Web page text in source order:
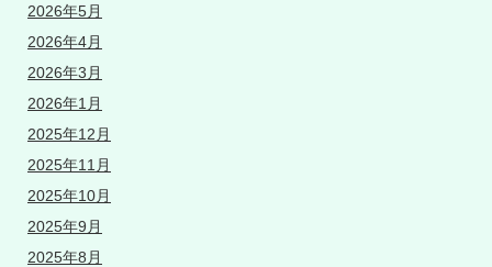
2026年5月
2026年4月
2026年3月
2026年1月
2025年12月
2025年11月
2025年10月
2025年9月
2025年8月